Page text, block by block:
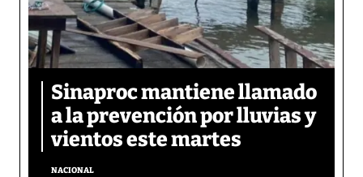
Sinaproc mantiene llamado
a la prevención por lluvias y
vientos este martes
NACIONAL